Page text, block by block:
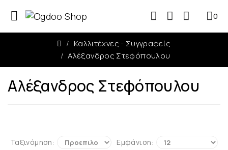
0
Καλλιτέχνες - Συγγραφείς
Αλέξανδρος Στεφόπουλου
Αλέξανδρος Στεφόπουλου
Ταξινόμηση: Εμφάνιση: